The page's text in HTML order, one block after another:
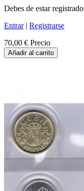
Debes de estar registrado
Entrar| Registrarse
70,00 € Precio
Añadir al carrito